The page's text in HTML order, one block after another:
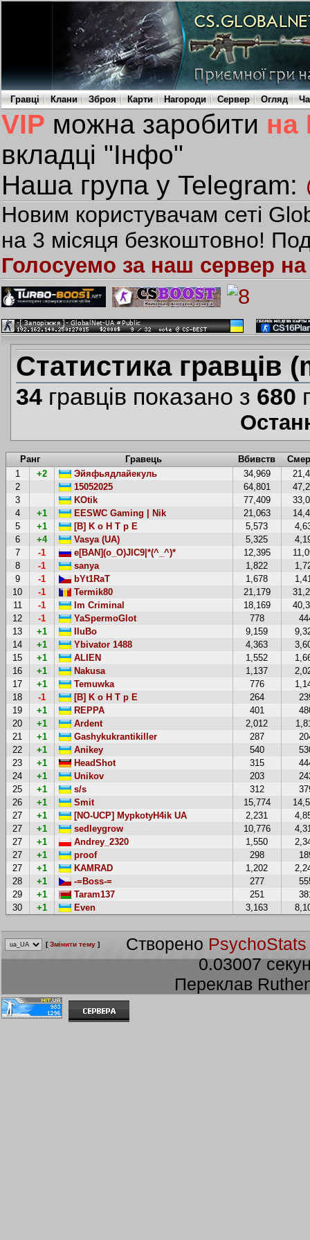
Гравці Клани Зброя Карти Нагороди Сервер Огляд
VIP можна заробити на
вкладці "Інфо"
Наша група у Telegram:
Новим користувачам сеті
на 3 місяця безкоштовно!
Голосуемо за наш сервер на
Статистика гравців
34гравців показано з 680
Ранг Гравець Вбивств
1
+2 Эйяфьядлайекуль 34,969
2
15052025 64,801
3
KOtik 77,409
4
+1 EESWC Gaming | Nik 21,063
5
+1 [B] K o H T p E 5,573
6
+4 Vasya (UA) 5,325
7
-1 e[BAN](o_O)JIC9|*(^_^)* 12,395
8
-1 sanya 1,822
9
-1 bYt1RaT 1,678
10
-1 Termik80 21,179
11
-1 Im Criminal 18,169
12
-1 YaSpermoGlot 778
13
+1 IIuBo 9,159
14
+1 Ybivator 1488 4,363
15
+1 ALIEN 1,552
16
+1 Nakusa 1,137
17
+1 Temuwka 776
18
-1 [B] K o H T p E 264
19
+1 REPPA 401
20
+1 Ardent 2,012
21
+1 Gashykukrantikiller 287
22
+1 Anikey 540
23
+1 HeadShot 315
24
+1 Unikov 203
25
+1 s/s 312
26
+1 Smit 15,774
27
+1 [NO-UCP] MypkotyH4ik UA 2,231
27
+1 sedleygrow 10,776
27
+1 Andrey_2320 1,550
27
+1 proof 298
27
+1 KAMRAD 1,202
28
+1 -=Boss-= 277
29
+1 Taram137 251
30
+1 Even 3,163
[Змінити тему ] Створено
0.03007
Переклав